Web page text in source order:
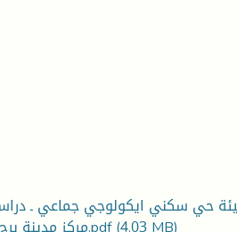
حي سكني ايكولوجي جماعي ـ